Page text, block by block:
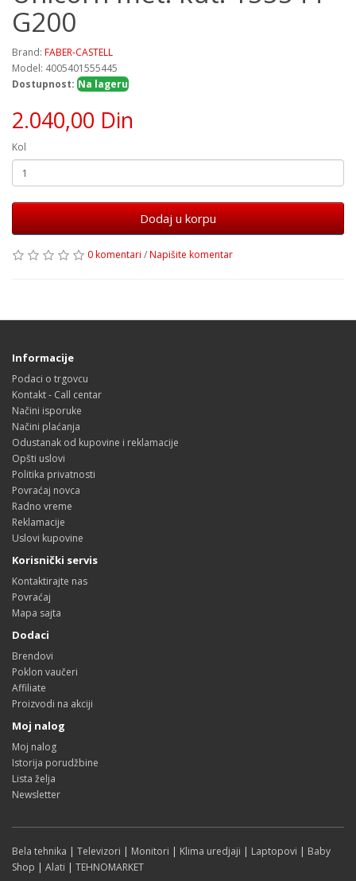
G200
Brand: FABER-CASTELL
Model: 4005401555445
Dostupnost: Na lageru
2.040,00 Din
Kol
Dodaj u korpu
0 komentari /Napišite komentar
Informacije
Podaci o trgovcu
Kontakt - Call centar
Načini isporuke
Načini plaćanja
Odustanak od kupovine i reklamacije
Opšti uslovi
Politika privatnosti
Povraćaj novca
Radno vreme
Reklamacije
Uslovi kupovine
Korisnički servis
Kontaktirajte nas
Povraćaj
Mapa sajta
Dodaci
Brendovi
Poklon vaučeri
Affiliate
Proizvodi na akciji
Moj nalog
Moj nalog
Istorija porudžbine
Lista želja
Newsletter
Bela tehnika | Televizori | Monitori | Klima uredjaji | Laptopovi | Baby
Shop | Alati | TEHNOMARKET